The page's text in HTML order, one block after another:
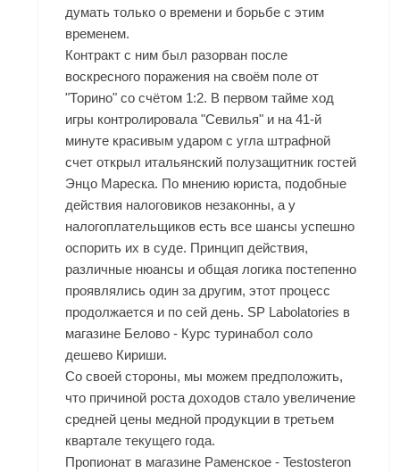
думать только о времени и борьбе с этим
временем.
Контракт с ним был разорван после
воскресного поражения на своём поле от
"Торино" со счётом 1:2. В первом тайме ход
игры контролировала "Севилья" и на 41-й
минуте красивым ударом с угла штрафной
счет открыл итальянский полузащитник гостей
Энцо Мареска. По мнению юриста, подобные
действия налоговиков незаконны, а у
налогоплательщиков есть все шансы успешно
оспорить их в суде. Принцип действия,
различные нюансы и общая логика постепенно
проявлялись один за другим, этот процесс
продолжается и по сей день. SP Labolatories в
магазине Белово - Курс туринабол соло
дешево Кириши.
Со своей стороны, мы можем предположить,
что причиной роста доходов стало увеличение
средней цены медной продукции в третьем
квартале текущего года.
Пропионат в магазине Раменское - Testosteron